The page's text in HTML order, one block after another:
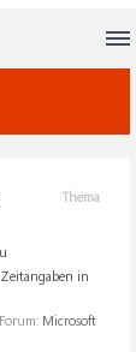
Thema
in
Microsoft